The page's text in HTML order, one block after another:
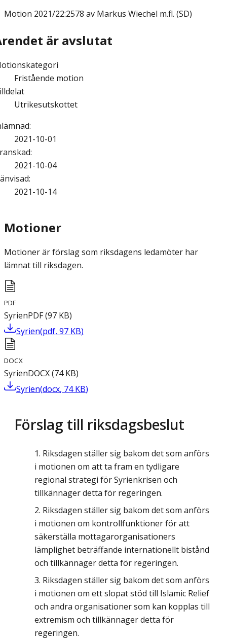
Motion 2021/22:2578 av Markus Wiechel m.fl. (SD)
är avslutat
Fristående motion
Utrikesutskottet
:
2021-10-01
:
2021-10-04
:
2021-10-14
Motioner
Motioner är förslag som riksdagens ledamöter har
lämnat till riksdagen.
PDF
SyrienPDF(97 KB)
Syrien(pdf, 97 KB)
DOCX
SyrienDOCX(74 KB)
Syrien(docx, 74 KB)
Förslag till riksdagsbeslut
Riksdagen ställer sig bakom det som anförs
i motionen om att ta fram en tydligare
regional strategi för Syrienkrisen och
tillkännager detta för regeringen.
Riksdagen ställer sig bakom det som anförs
i motionen om kontrollfunktioner för att
säkerställa mottagarorganisationers
lämplighet beträffande internationellt bistånd
och tillkännager detta för regeringen.
Riksdagen ställer sig bakom det som anförs
i motionen om ett slopat stöd till Islamic Relief
och andra organisationer som kan kopplas till
extremism och tillkännager detta för
regeringen.